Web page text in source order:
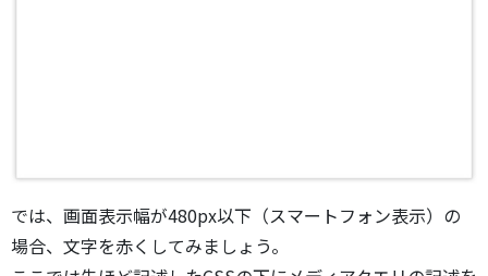
では、画面表示幅が480px以下（スマートフォン表示）の
場合、文字を赤くしてみましょう。